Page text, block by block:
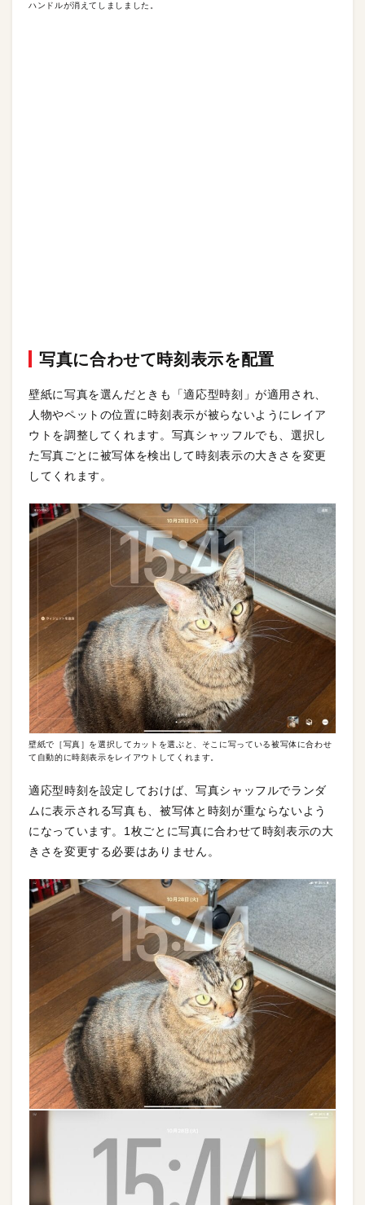
ハンドルが消えてしましました。
写真に合わせて時刻表示を配置
壁紙に写真を選んだときも「適応型時刻」が適用され、
人物やペットの位置に時刻表示が被らないようにレイア
ウトを調整してくれます。写真シャッフルでも、選択し
た写真ごとに被写体を検出して時刻表示の大きさを変更
してくれます。
壁紙で［写真］を選択してカットを選ぶと、そこに写っている被写体に合わせ
て自動的に時刻表示をレイアウトしてくれます。
適応型時刻を設定しておけば、写真シャッフルでランダ
ムに表示される写真も、被写体と時刻が重ならないよう
になっています。1枚ごとに写真に合わせて時刻表示の大
きさを変更する必要はありません。